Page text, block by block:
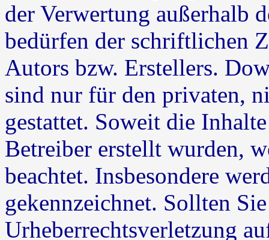
der Verwertung außerhalb
bedürfen der schriftlichen
Autors bzw. Erstellers.
sind nur für den privaten,
gestattet. Soweit die
Betreiber erstellt wurden,
beachtet. Insbesondere
gekennzeichnet. Sollten
Urheberrechtsverletzung